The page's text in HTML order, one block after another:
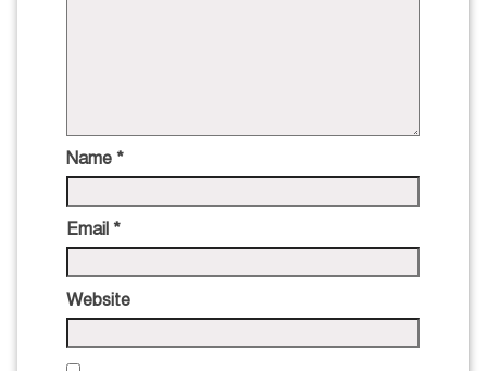
Name *
Email *
Website